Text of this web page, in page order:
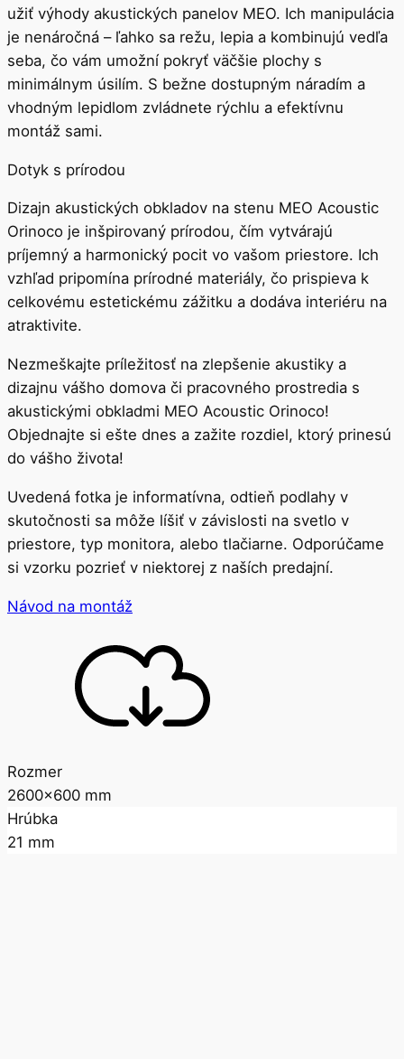
užiť výhody akustických panelov MEO. Ich manipulácia
je nenáročná – ľahko sa režu, lepia a kombinujú vedľa
seba, čo vám umožní pokryť väčšie plochy s
minimálnym úsilím. S bežne dostupným náradím a
vhodným lepidlom zvládnete rýchlu a efektívnu
montáž sami.
Dotyk s prírodou
Dizajn akustických obkladov na stenu MEO Acoustic
Orinoco je inšpirovaný prírodou, čím vytvárajú
príjemný a harmonický pocit vo vašom priestore. Ich
vzhľad pripomína prírodné materiály, čo prispieva k
celkovému estetickému zážitku a dodáva interiéru na
atraktivite.
Nezmeškajte príležitosť na zlepšenie akustiky a
dizajnu vášho domova či pracovného prostredia s
akustickými obkladmi MEO Acoustic Orinoco!
Objednajte si ešte dnes a zažite rozdiel, ktorý prinesú
do vášho života!
Uvedená fotka je informatívna, odtieň podlahy v
skutočnosti sa môže líšiť v závislosti na svetlo v
priestore, typ monitora, alebo tlačiarne. Odporúčame
si vzorku pozrieť v niektorej z naších predajní.
Návod na montáž
Rozmer
2600x600 mm
Hrúbka
21 mm